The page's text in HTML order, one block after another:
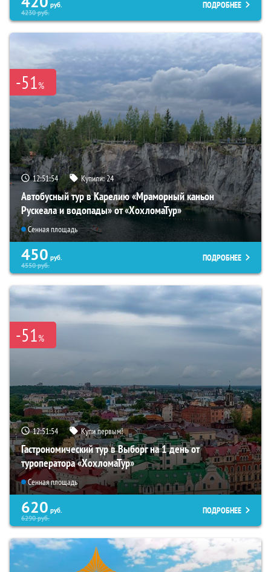
руб.
4230руб.
ПОДРОБНЕЕ
-51%
12:51:53 Купили:24
Автобусный тур в Карелию «Мраморный каньон
Рускеала и водопады» от «ХохломаТур»
Сенная площадь
450 руб.
4550руб.
ПОДРОБНЕЕ
-51%
12:51:53 Купи первым!
Гастрономический тур в Выборг на 1 день от
туроператора «ХохломаТур»
Сенная площадь
620 руб.
6290руб.
ПОДРОБНЕЕ